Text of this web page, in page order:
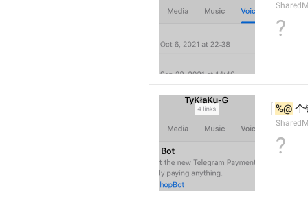
?
%@ 个
?